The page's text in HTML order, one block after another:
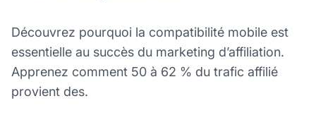
Découvrez pourquoi la compatibilité mobile est
essentielle au succès du marketing d’affiliation.
Apprenez comment 50 à 62 % du trafic affilié
provient des.